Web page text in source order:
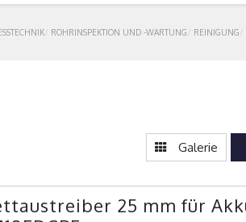
ROHRINSPEKTION UND -WARTUNG REINIGUNG
Galerie
25 mm für